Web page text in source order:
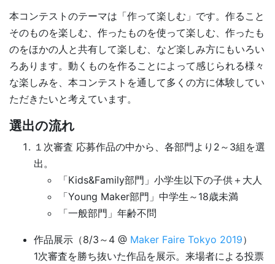
本コンテストのテーマは「作って楽しむ」です。作ること
そのものを楽しむ、作ったものを使って楽しむ、作ったも
のをほかの人と共有して楽しむ、など楽しみ方にもいろい
ろあります。動くものを作ることによって感じられる様々
な楽しみを、本コンテストを通して多くの方に体験してい
ただきたいと考えています。
選出の流れ
１次審査 応募作品の中から、各部門より2～3組を選
出。
「Kids&Family部門」小学生以下の子供＋大人
「Young Maker部門」中学生～18歳未満
「一般部門」年齢不問
作品展示（8/3～4 @ Maker Faire Tokyo 2019）
1次審査を勝ち抜いた作品を展示。来場者による投票